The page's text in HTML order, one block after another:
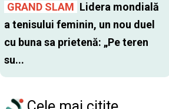
GRAND SLAM Lidera mondială
a tenisului feminin, un nou duel
cu buna sa prietenă: „Pe teren
su...